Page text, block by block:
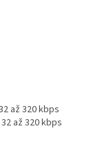
až 320 kbps
až 320 kbps